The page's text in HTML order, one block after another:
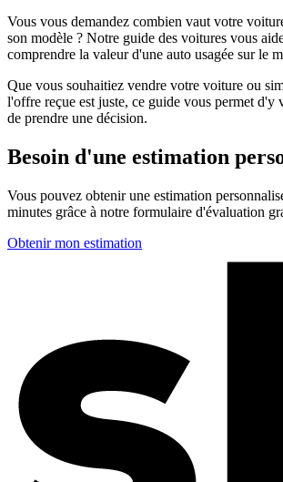
Vous vous demandez combien vaut votre
son modèle ? Notre guide des voitures vous
comprendre la valeur d'une auto usagée sur le
Que vous souhaitiez vendre votre voiture ou
l'offre reçue est juste, ce guide vous permet d'y
de prendre une décision.
Besoin d'une estimation
Vous pouvez obtenir une estimation
minutes grâce à notre formulaire d'évaluation
Obtenir mon estimation